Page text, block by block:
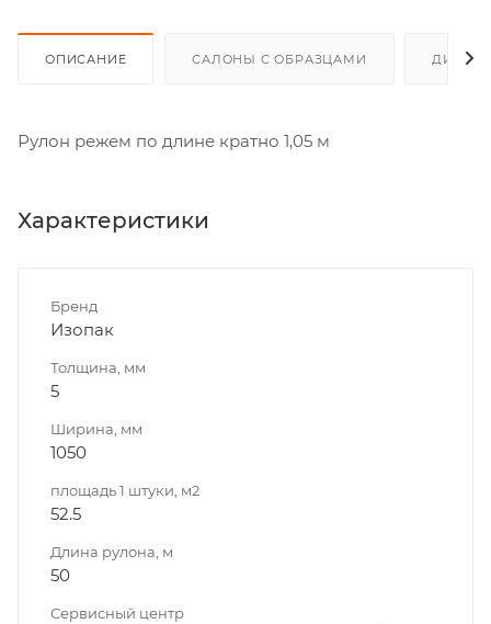
ОПИСАНИЕ САЛОНЫ С ОБРАЗЦАМИ
Рулон режем по длине кратно 1,05 м
Характеристики
Бренд
Изопак
Толщина, мм
5
Ширина, мм
1050
площадь 1 штуки, м2
52.5
Длина рулона, м
50
Сервисный центр